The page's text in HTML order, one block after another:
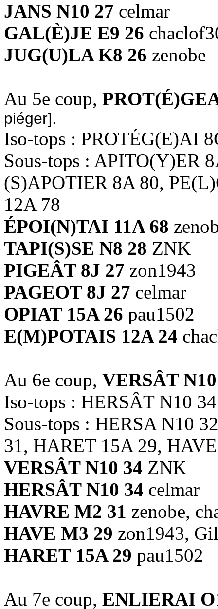
JANS N10 27 celmar
GAL(È)JE E9 26
JUG(U)LA K8 26 zenobe
Au 5e coup,
piéger].
Iso-tops : PROTÉG(E)AI
Sous-tops : APITO(Y)ER
(S)APOTIER 8A 80,
12A 78
ÉPOI(N)TAI 11A 68
TAPI(S)SE N8 28 ZNK
PIGEÂT 8J 27 zon1943
PAGEOT 8J 27 celmar
OPIAT 15A 26 pau1502
E(M)POTAIS 12A 24
Au 6e coup, VERSÂT
Iso-tops : HERSÂT N10 34
Sous-tops : HERSA N10
31, HARET 15A 29,
VERSÂT N10 34 ZNK
HERSÂT N10 34 celmar
HAVRE M2 31 zenobe,
HAVE M3 29 zon1943,
HARET 15A 29 pau1502
Au 7e coup, ENLIERAI